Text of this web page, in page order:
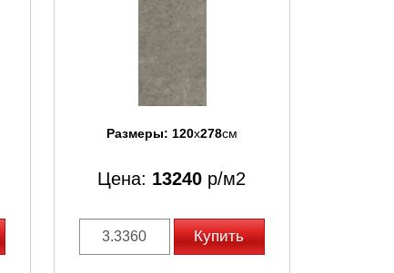
Размеры: 120x278см
Цена: 13240 р/м2
Купить